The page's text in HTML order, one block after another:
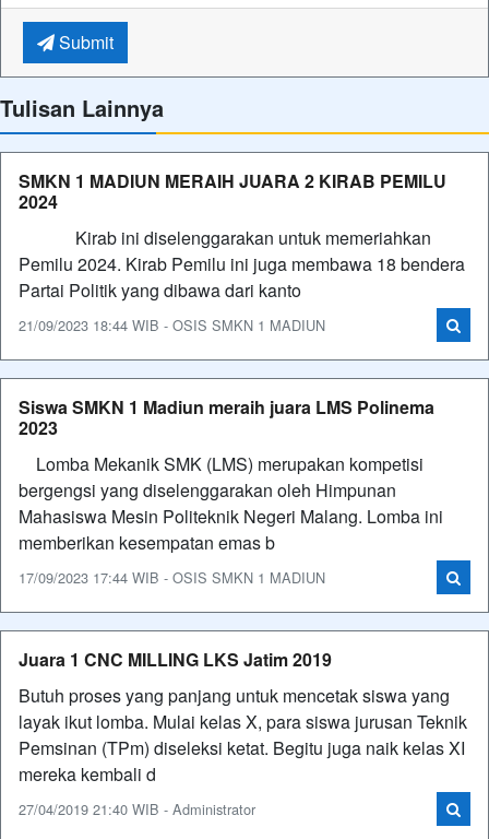
Submit
Tulisan Lainnya
SMKN 1 MADIUN MERAIH JUARA 2 KIRAB PEMILU
2024
Kirab ini diselenggarakan untuk memeriahkan
Pemilu 2024. Kirab Pemilu ini juga membawa 18 bendera
Partai Politik yang dibawa dari kanto
21/09/2023 18:44 WIB - OSIS SMKN 1 MADIUN
Siswa SMKN 1 Madiun meraih juara LMS Polinema
2023
Lomba Mekanik SMK (LMS) merupakan kompetisi
bergengsi yang diselenggarakan oleh Himpunan
Mahasiswa Mesin Politeknik Negeri Malang. Lomba ini
memberikan kesempatan emas b
17/09/2023 17:44 WIB - OSIS SMKN 1 MADIUN
Juara 1 CNC MILLING LKS Jatim 2019
Butuh proses yang panjang untuk mencetak siswa yang
layak ikut lomba. Mulai kelas X, para siswa jurusan Teknik
Pemsinan (TPm) diseleksi ketat. Begitu juga naik kelas XI
mereka kembali d
27/04/2019 21:40 WIB - Administrator